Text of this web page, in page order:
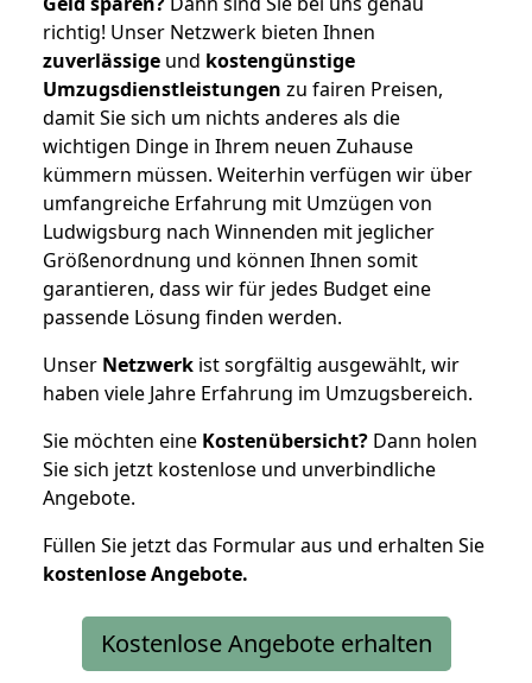
richtig! Unser Netzwerk bieten Ihnen
zuverlässige und kostengünstige
Umzugsdienstleistungen zu fairen Preisen,
damit Sie sich um nichts anderes als die
wichtigen Dinge in Ihrem neuen Zuhause
kümmern müssen. Weiterhin verfügen wir über
umfangreiche Erfahrung mit Umzügen von
Ludwigsburg nach Winnenden mit jeglicher
Größenordnung und können Ihnen somit
garantieren, dass wir für jedes Budget eine
passende Lösung finden werden.
Unser Netzwerk ist sorgfältig ausgewählt, wir
haben viele Jahre Erfahrung im Umzugsbereich.
Sie möchten eine Kostenübersicht? Dann holen
Sie sich jetzt kostenlose und unverbindliche
Angebote.
Füllen Sie jetzt das Formular aus und erhalten Sie
kostenloseAngebote.
Kostenlose Angebote erhalten